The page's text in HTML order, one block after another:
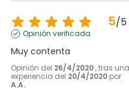
5/5
Opinión verificada
Muy contenta
Opinión del 26/4/2020 , tras una
experiencia del 20/4/2020 por
A.A.